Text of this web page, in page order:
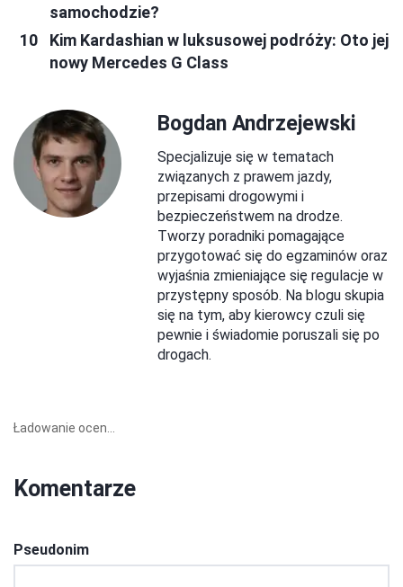
samochodzie?
Kim Kardashian w luksusowej podróży: Oto jej
nowy Mercedes G Class
Bogdan Andrzejewski
Specjalizuje się w tematach
związanych z prawem jazdy,
przepisami drogowymi i
bezpieczeństwem na drodze.
Tworzy poradniki pomagające
przygotować się do egzaminów oraz
wyjaśnia zmieniające się regulacje w
przystępny sposób. Na blogu skupia
się na tym, aby kierowcy czuli się
pewnie i świadomie poruszali się po
drogach.
Ładowanie ocen...
Komentarze
Pseudonim